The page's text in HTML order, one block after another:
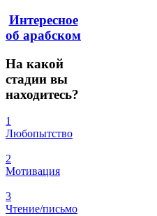
Интересное
об арабском
На какой
стадии вы
находитесь?
1
Любопытство
2
Мотивация
3
Чтение/письмо